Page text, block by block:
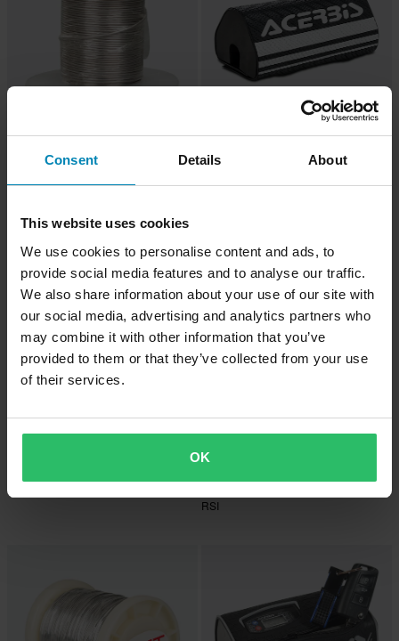
Consent Details About
This website uses cookies
We use cookies to personalise content and ads, to
provide social media features and to analyse our traffic.
We also share information about your use of our site with
our social media, advertising and analytics partners who
may combine it with other information that you’ve
provided to them or that they’ve collected from your use
of their services.
OK
29,99 €
Ohjaustangon Puristin Sno-X BRP
Huippuhinta!
89,99 €
RSI